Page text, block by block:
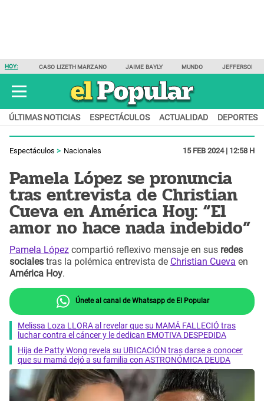
HOY: CASO LIZETH MARZANO JAIME BAYLY MUNDO JEFFERSON
ÚLTIMAS NOTICIAS ESPECTÁCULOS ACTUALIDAD DEPORTES
Espectáculos Nacionales 15 FEB 2024 | 12:58 H
Pamela López se pronuncia
tras entrevista de Christian
Cueva en América Hoy: “El
amor no hace nada indebido”
Pamela López compartió reflexivo mensaje en sus redes
sociales tras la polémica entrevista de Christian Cueva en
América Hoy.
Únete al canal de Whatsapp de El Popular
Melissa Loza LLORA al revelar que su MAMÁ FALLECIÓ tras
luchar contra el cáncer y le dedican EMOTIVA DESPEDIDA
Hija de Patty Wong revela su UBICACIÓN tras darse a conocer
que su mamá dejó a su familia con ASTRONÓMICA DEUDA